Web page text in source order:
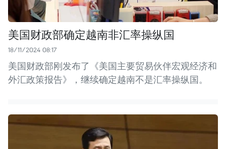
美国财政部确定越南非汇率操纵国
18/11/2024 08:17
美国财政部刚发布了《美国主要贸易伙伴宏观经济和
外汇政策报告》，继续确定越南不是汇率操纵国。